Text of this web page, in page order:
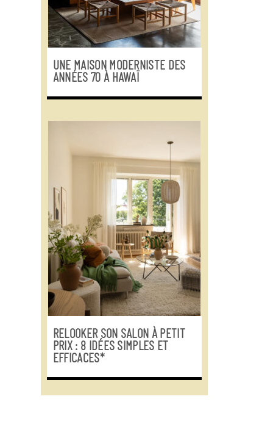
UNE MAISON MODERNISTE DES
ANNÉES 70 À HAWAÏ
RELOOKER SON SALON À PETIT
PRIX : 8 IDÉES SIMPLES ET
EFFICACES*